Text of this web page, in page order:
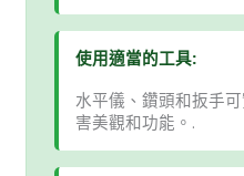
使用適當的工具:
水平儀、鑽頭和扳手
害美觀和功能。.